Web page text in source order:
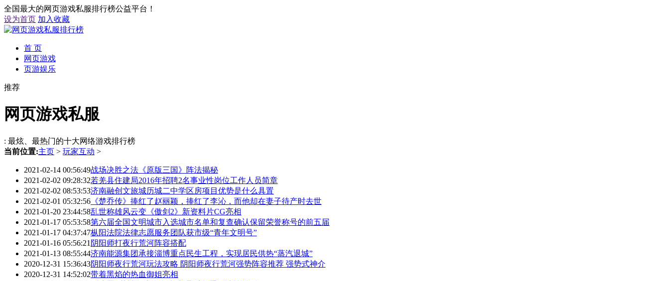
全国最大的网页游戏私服排行榜公益平台！
设为首页 加入收藏
首 页
网页游戏
页游娱乐
推荐
网页游戏私服
: 最炫、最热门的十大网络游戏排行榜
当前位置:主页 > 玩家互动 >
2021-02-14 00:56:49战场决胜之法《原版三国》阵法揭秘
2021-02-02 09:28:32若羌县住建局2016年招聘2名事业性岗位工作人员简章
2021-02-02 08:53:53济南融创文旅城历城二中学区房项目优势是什么具置
2021-02-01 05:32:56 《楚乔传》捧红了赵丽颖，捧红了李沁，而他却在妻子待产时去世
2021-01-20 23:44:58乱世称雄风云变《傲剑2》新资料片CG亮相
2021-01-17 05:53:58第六届全国文明城市入选城市名单和复查确认保留荣誉称号的前五届
2021-01-17 04:37:47枞阳法院法律志愿服务团队获市级“青年文明号”
2021-01-16 05:56:21 阴阳师打夜行荒河阵容搭配
2021-01-13 08:55:44济南能源集团承接淄博重点民生工程，实现居民供热“蒸汽退城”
2020-12-31 15:36:43阴阳师夜行荒河玩法攻略 阴阳师夜行荒河强势阵容推荐 强势式神介
2020-12-31 14:52:02带着黑焰的热血御姐亮相